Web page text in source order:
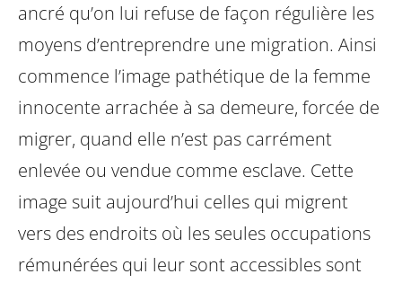
ancré qu’on lui refuse de façon régulière les
moyens d’entreprendre une migration. Ainsi
commence l’image pathétique de la femme
innocente arrachée à sa demeure, forcée de
migrer, quand elle n’est pas carrément
enlevée ou vendue comme esclave. Cette
image suit aujourd’hui celles qui migrent
vers des endroits où les seules occupations
rémunérées qui leur sont accessibles sont